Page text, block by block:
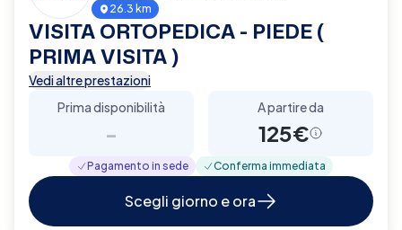
26.3 km
VISITA ORTOPEDICA - PIEDE (
PRIMA VISITA )
Vedi altre prestazioni
Prima disponibilità
-
A partire da
125€
Pagamento in sede Conferma immediata
Scegli giorno e ora